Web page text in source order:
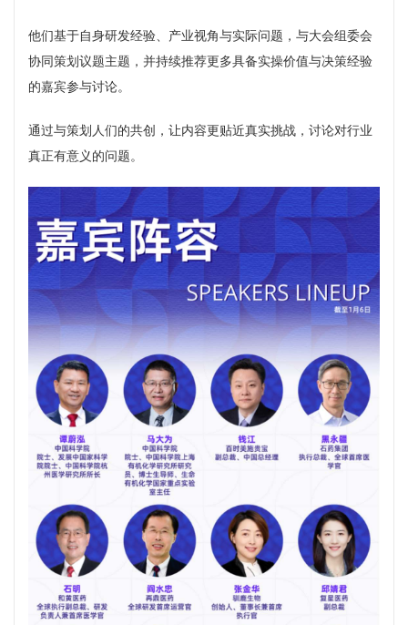
他们基于自身研发经验、产业视角与实际问题，与大会组委会
协同策划议题主题，并持续推荐更多具备实操价值与决策经验
的嘉宾参与讨论。
通过与策划人们的共创，让内容更贴近真实挑战，讨论对行业
真正有意义的问题。